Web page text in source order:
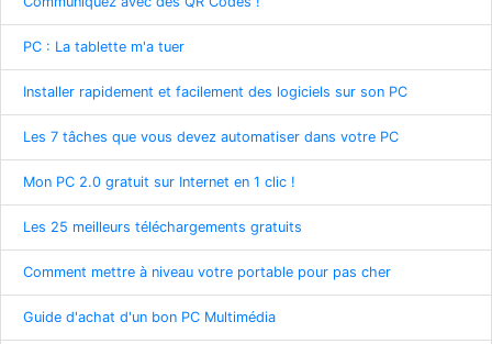
PC : La tablette m'a tuer
Installer rapidement et facilement des logiciels sur son PC
Les 7 tâches que vous devez automatiser dans votre PC
Mon PC 2.0 gratuit sur Internet en 1 clic !
Les 25 meilleurs téléchargements gratuits
Comment mettre à niveau votre portable pour pas cher
Guide d'achat d'un bon PC Multimédia